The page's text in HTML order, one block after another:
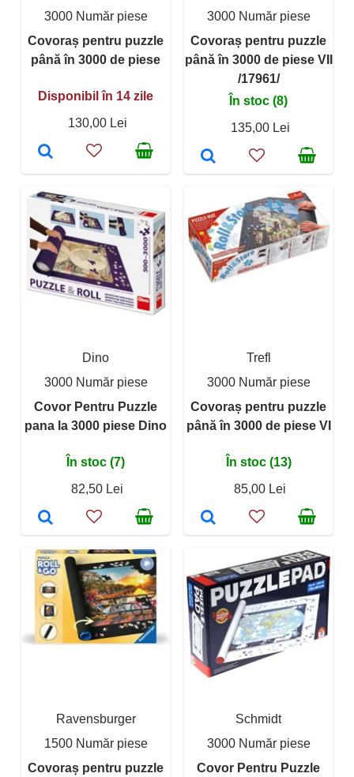
3000 Număr piese
Covoraș pentru puzzle
până în 3000 de piese
Disponibil în 14 zile
130,00 Lei
3000 Număr piese
Covoraș pentru puzzle
până în 3000 de piese VII
/17961/
În stoc (8)
135,00 Lei
Dino
3000 Număr piese
Covor Pentru Puzzle
pana la 3000 piese Dino
În stoc (7)
82,50 Lei
Trefl
3000 Număr piese
Covoraș pentru puzzle
până în 3000 de piese VI
În stoc (13)
85,00 Lei
Ravensburger
1500 Număr piese
Covoraș pentru puzzle
Schmidt
3000 Număr piese
Covor Pentru Puzzle